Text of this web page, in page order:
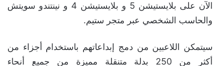
الآن على بلايستيشن 5 و بلايستيشن 4 و نينتندو سويتش
والحاسب الشخصي عبر متجر ستيم.
سيتمكن اللاعبين من دمج إبداعاتهم باستخدام أجزاء من
أكثر من 250 بدلة متنقلة مميزة من جميع أنحاء